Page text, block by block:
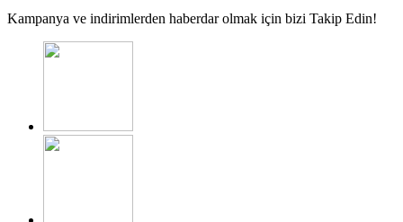
Kampanya ve indirimlerden haberdar olmak için bizi Takip Edin!